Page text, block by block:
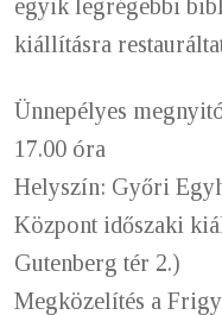
egyik legrégebbi
kiállításra
Ünnepélyes
17.00 óra
Helyszín: Győri
Központ időszaki
Gutenberg tér 2.)
Megközelítés a